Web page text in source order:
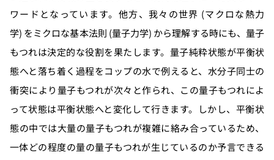
ワードとなっています。他方、我々の世界 (マクロな熱力
学) をミクロな基本法則 (量子力学) から理解する時にも、量子
もつれは決定的な役割を果たします。量子純粋状態が平衡状
態へと落ち着く過程をコップの水で例えると、水分子同士の
衝突により量子もつれが次々と作られ、この量子もつれによ
って状態は平衡状態へと変化して行きます。しかし、平衡状
態の中では大量の量子もつれが複雑に絡み合っているため、
一体どの程度の量の量子もつれが生じているのか予言できる